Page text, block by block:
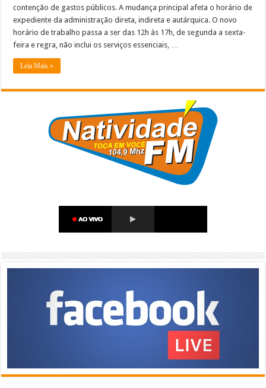
contenção de gastos públicos. A mudança principal afeta o horário de
expediente da administração direta, indireta e autárquica. O novo
horário de trabalho passa a ser das 12h às 17h, de segunda a sexta-
feira e regra, não inclui os serviços essenciais, …
Leia Mais »